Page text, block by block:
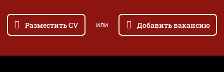
Разместить CV или Добавить вакансию